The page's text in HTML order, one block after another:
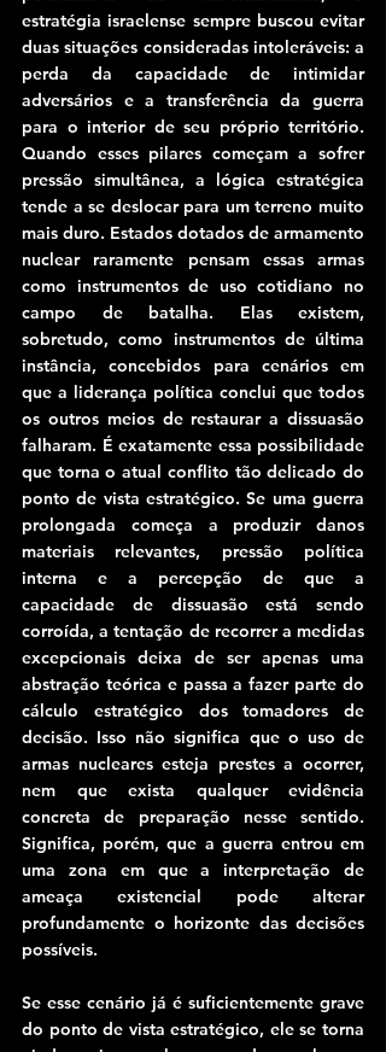
estratégia israelense sempre buscou evitar
duas situações consideradas intoleráveis: a
perda da capacidade de intimidar
adversários e a transferência da guerra
para o interior de seu próprio território.
Quando esses pilares começam a sofrer
pressão simultânea, a lógica estratégica
tende a se deslocar para um terreno muito
mais duro. Estados dotados de armamento
nuclear raramente pensam essas armas
como instrumentos de uso cotidiano no
campo de batalha. Elas existem,
sobretudo, como instrumentos de última
instância, concebidos para cenários em
que a liderança política conclui que todos
os outros meios de restaurar a dissuasão
falharam. É exatamente essa possibilidade
que torna o atual conflito tão delicado do
ponto de vista estratégico. Se uma guerra
prolongada começa a produzir danos
materiais relevantes, pressão política
interna e a percepção de que a
capacidade de dissuasão está sendo
corroída, a tentação de recorrer a medidas
excepcionais deixa de ser apenas uma
abstração teórica e passa a fazer parte do
cálculo estratégico dos tomadores de
decisão. Isso não significa que o uso de
armas nucleares esteja prestes a ocorrer,
nem que exista qualquer evidência
concreta de preparação nesse sentido.
Significa, porém, que a guerra entrou em
uma zona em que a interpretação de
ameaça existencial pode alterar
profundamente o horizonte das decisões
possíveis.
Se esse cenário já é suficientemente grave
do ponto de vista estratégico, ele se torna